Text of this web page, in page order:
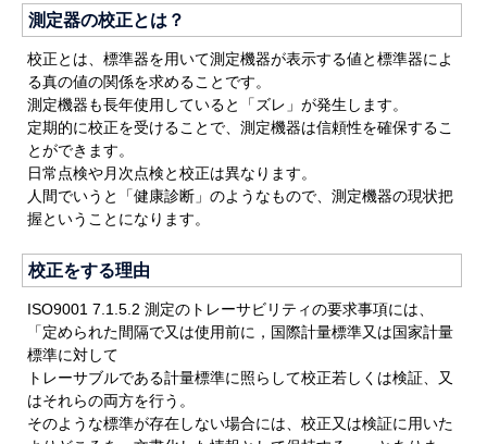
測定器の校正とは？
校正とは、標準器を用いて測定機器が表示する値と標準器によ
る真の値の関係を求めることです。
測定機器も長年使用していると「ズレ」が発生します。
定期的に校正を受けることで、測定機器は信頼性を確保するこ
とができます。
日常点検や月次点検と校正は異なります。
人間でいうと「健康診断」のようなもので、測定機器の現状把
握ということになります。
校正をする理由
ISO9001 7.1.5.2 測定のトレーサビリティの要求事項には、
「定められた間隔で又は使用前に，国際計量標準又は国家計量
標準に対して
トレーサブルである計量標準に照らして校正若しくは検証、又
はそれらの両方を行う。
そのような標準が存在しない場合には、校正又は検証に用いた